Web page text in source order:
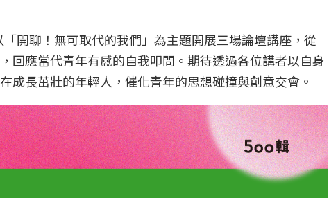
開聊！無可取代的我們」為主題開展三場論壇講座，從
回應當代青年有感的自我叩問。期待透過各位講者以自身
成長茁壯的年輕人，催化青年的思想碰撞與創意交會。